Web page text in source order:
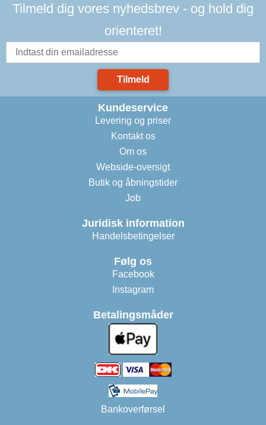
Tilmeld dig vores nyhedsbrev - og hold dig
orienteret!
Tilmeld
Kundeservice
Levering og priser
Kontakt os
Om os
Webside-oversigt
Butik og åbningstider
Job
Juridisk information
Handelsbetingelser
Følg os
Facebook
Instagram
Betalingsmåder
Bankoverførsel